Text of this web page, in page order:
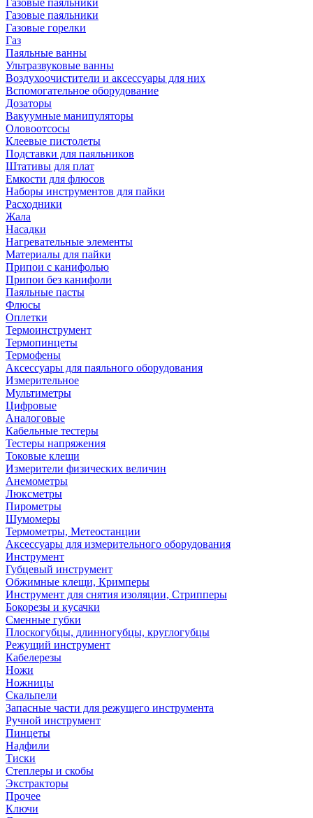
Газовые паяльники
Газовые паяльники
Газовые горелки
Газ
Паяльные ванны
Ультразвуковые ванны
Воздухоочистители и аксессуары для них
Вспомогательное оборудование
Дозаторы
Вакуумные манипуляторы
Оловоотсосы
Клеевые пистолеты
Подставки для паяльников
Штативы для плат
Емкости для флюсов
Наборы инструментов для пайки
Расходники
Жала
Насадки
Нагревательные элементы
Материалы для пайки
Припои с канифолью
Припои без канифоли
Паяльные пасты
Флюсы
Оплетки
Термоинструмент
Термопинцеты
Термофены
Аксессуары для паяльного оборудования
Измерительное
Мультиметры
Цифровые
Аналоговые
Кабельные тестеры
Тестеры напряжения
Токовые клещи
Измерители физических величин
Анемометры
Люксметры
Пирометры
Шумомеры
Термометры, Метеостанции
Аксессуары для измерительного оборудования
Инструмент
Губцевый инструмент
Обжимные клещи, Кримперы
Инструмент для снятия изоляции, Стрипперы
Бокорезы и кусачки
Сменные губки
Плоскогубцы, длинногубцы, круглогубцы
Режущий инструмент
Кабелерезы
Ножи
Ножницы
Скальпели
Запасные части для режущего инструмента
Ручной инструмент
Пинцеты
Надфили
Тиски
Степлеры и скобы
Экстракторы
Прочее
Ключи